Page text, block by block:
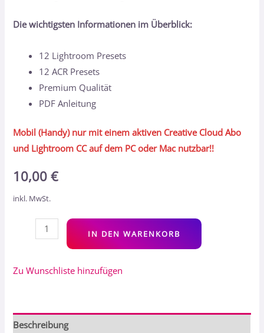
Die wichtigsten Informationen im Überblick:
12 Lightroom Presets
12 ACR Presets
Premium Qualität
PDF Anleitung
Mobil (Handy) nur mit einem aktiven Creative Cloud Abo
und Lightroom CC auf dem PC oder Mac nutzbar!!
10,00€
inkl. MwSt.
IN DEN WARENKORB
Zu Wunschliste hinzufügen
Beschreibung